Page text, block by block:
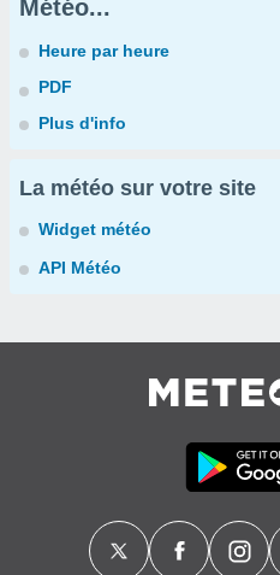
Météo...
Heure par heure
PDF
Plus d'info
La météo sur votre site
Widget météo
API Météo